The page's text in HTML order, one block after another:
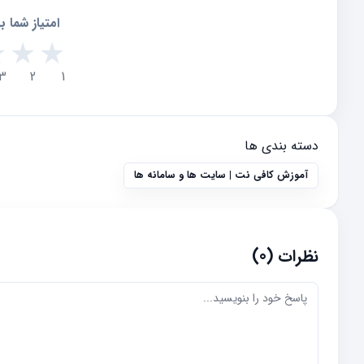
امتیاز
★1
★2
دسته بندی ها
آموزش کافی نت | سایت ها و سامانه ها
نظرات (0)